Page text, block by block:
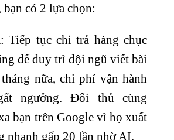
có 2 lựa chọn:
Tiếp tục chi trả hàng chục
để duy trì đội ngũ viết bài
nữa, chi phí vận hành
ngưởng. Đối thủ cùng
bạn trên Google vì họ xuất
nhanh gấp 20 lần nhờ AI.